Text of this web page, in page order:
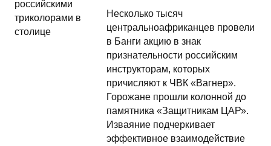
Несколько тысяч
центральноафриканцев провели
в Банги акцию в знак
признательности российским
инструкторам, которых
причисляют к ЧВК «Вагнер».
Горожане прошли колонной до
памятника «Защитникам ЦАР».
Изваяние подчеркивает
эффективное взаимодействие